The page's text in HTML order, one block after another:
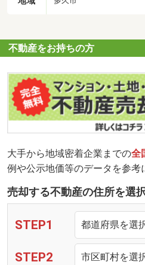
不動産をお持ちの方
大手から地域密着企業までの全
例や公示地価等のデータを参考
売却する不動産の住所を選
STEP1
STEP2